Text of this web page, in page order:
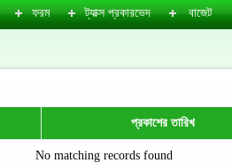
ফরম ট্যাক্স প্রকারভেদ বাজেট
প্রকাশের তারিখ
No matching records found